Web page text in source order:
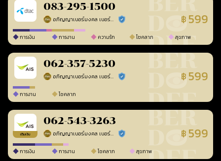
083-295-1500
อภิญญาเบอร์มงคล เบอร์สวยเลขศาสตร์ ร้านยืนยันแล้ว ฿ 599
การเงิน การงาน ความรัก โชคลาภ สุขภาพ
062-357-5230
อภิญญาเบอร์มงคล เบอร์สวยเลขศาสตร์ ร้านยืนยันแล้ว ฿ 599
การงาน โชคลาภ
เติมเงิน
062-543-3263
อภิญญาเบอร์มงคล เบอร์สวยเลขศาสตร์ ร้านยืนยันแล้ว ฿ 599
การเงิน การงาน โชคลาภ สุขภาพ